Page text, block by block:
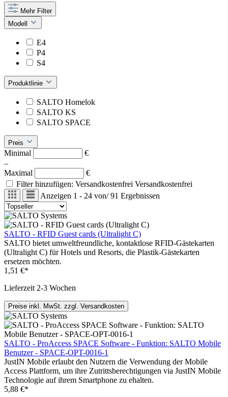
Mehr Filter
Modell
E4
P4
S4
Produktlinie
SALTO Homelok
SALTO KS
SALTO SPACE
Preis
Minimal
€
–
Maximal
€
Filter hinzufügen: Versandkostenfrei Versandkostenfrei
Anzeigen 1 - 24 von/91 Ergebnissen
SALTO - RFID Guest cards (Ultralight C)
SALTO bietet umweltfreundliche, kontaktlose RFID-Gästekarten
(Ultralight C) für Hotels und Resorts, die Plastik-Gästekarten
ersetzen möchten.
1,51 €*
Lieferzeit 2-3 Wochen
Preise inkl. MwSt. zzgl. Versandkosten
SALTO - ProAccess SPACE Software - Funktion: SALTO Mobile
Benutzer - SPACE-OPT-0016-1
JustIN Mobile erlaubt den Nutzern die Verwendung der Mobile
Access Plattform, um ihre Zutrittsberechtigungen via JustIN Mobile
Technologie auf ihrem Smartphone zu ehalten.
5,88 €*